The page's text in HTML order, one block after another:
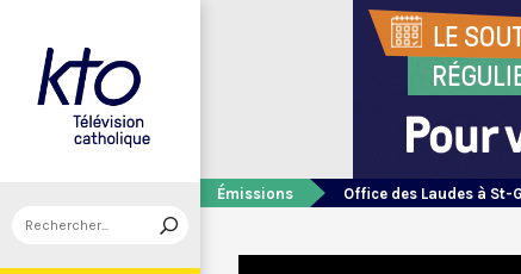
Émissions Office des Laudes à St-